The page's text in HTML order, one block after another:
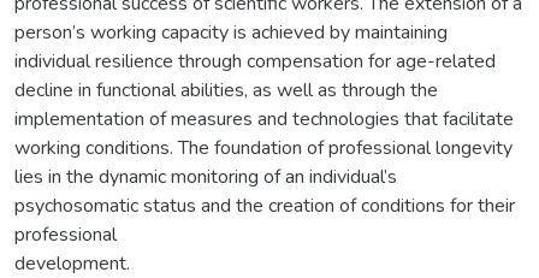
person’s working capacity is achieved by maintaining
individual resilience through compensation for age-related
decline in functional abilities, as well as through the
implementation of measures and technologies that facilitate
working conditions. The foundation of professional longevity
lies in the dynamic monitoring of an individual’s
psychosomatic status and the creation of conditions for their
professional
development.